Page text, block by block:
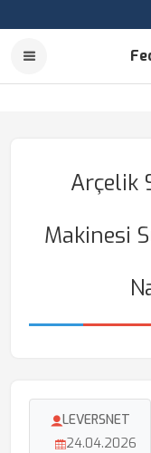
Arçelik
Makinesi
LEVERSNET
24.04.2026